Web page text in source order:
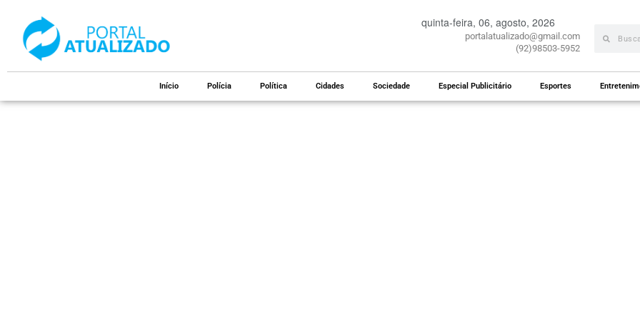
quinta-feira, 06, agosto, 2026
portalatualizado@gmail.com
(92)98503-5952
Início Polícia Política Cidades Sociedade Especial Publicitário Esportes